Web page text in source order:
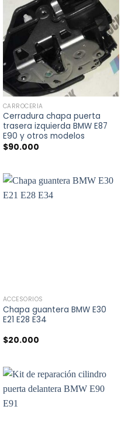
CARROCERÍA
Cerradura chapa puerta
trasera izquierda BMW E87
E90 y otros modelos
$90.000
ACCESORIOS
Chapa guantera BMW E30
E21 E28 E34
$20.000